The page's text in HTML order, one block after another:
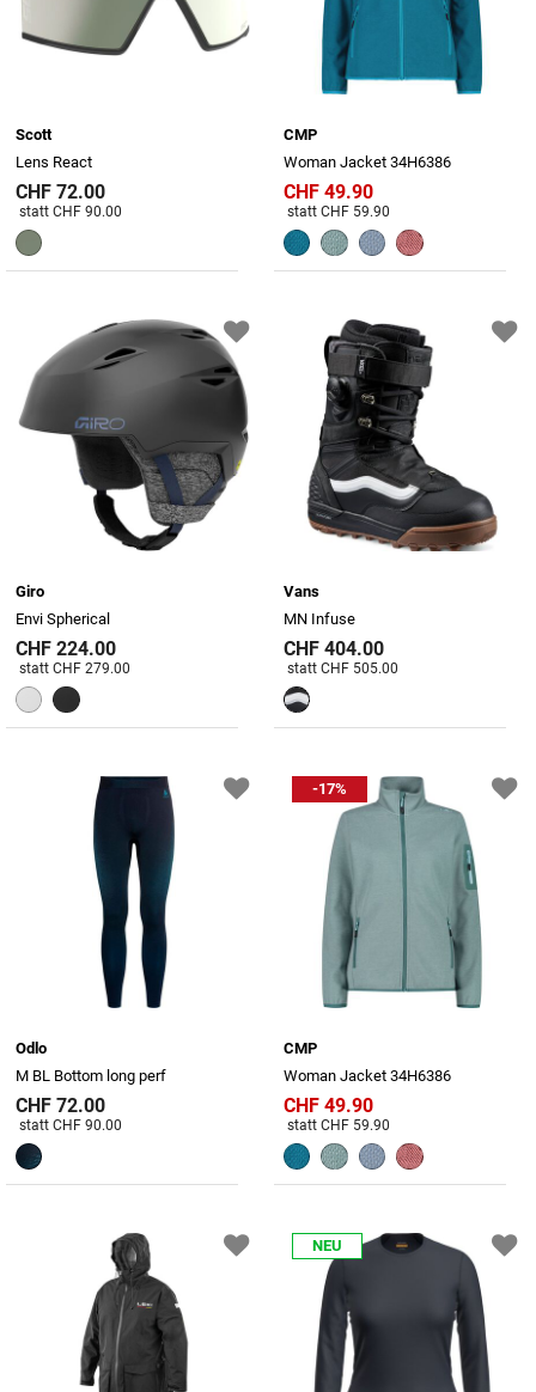
Scott
Lens React
CHF 72.00
Preis reduziert von
statt CHF 90.00
CMP
Woman Jacket 34H6386
CHF 49.90
Preis reduziert von
statt CHF 59.90
Giro
Envi Spherical
CHF 224.00
Preis reduziert von
statt CHF 279.00
Vans
MN Infuse
CHF 404.00
Preis reduziert von
statt CHF 505.00
Odlo
M BL Bottom long perf
CHF 72.00
Preis reduziert von
statt CHF 90.00
-17%
CMP
Woman Jacket 34H6386
CHF 49.90
Preis reduziert von
statt CHF 59.90
NEU